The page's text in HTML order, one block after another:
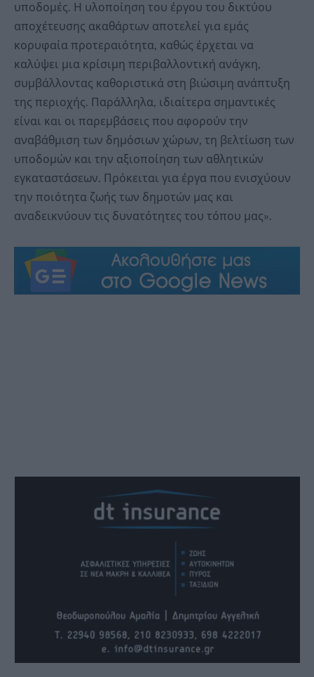
υποδομές. Η υλοποίηση του έργου του δικτύου
αποχέτευσης ακαθάρτων αποτελεί για εμάς
κορυφαία προτεραιότητα, καθώς έρχεται να
καλύψει μια κρίσιμη περιβαλλοντική ανάγκη,
συμβάλλοντας καθοριστικά στη βιώσιμη ανάπτυξη
της περιοχής. Παράλληλα, ιδιαίτερα σημαντικές
είναι και οι παρεμβάσεις που αφορούν την
αναβάθμιση των δημόσιων χώρων, τη βελτίωση των
υποδομών και την αξιοποίηση των αθλητικών
εγκαταστάσεων. Πρόκειται για έργα που ενισχύουν
την ποιότητα ζωής των δημοτών μας και
αναδεικνύουν τις δυνατότητες του τόπου μας».